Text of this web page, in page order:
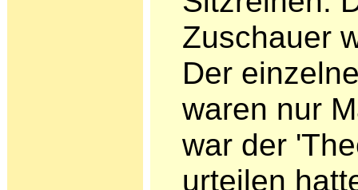
Zuschauer
Der
waren nur
war der
urteilen